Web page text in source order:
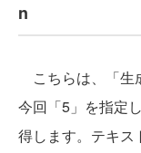
n
こちらは、「生
今回「5」を指定
得します。テキス